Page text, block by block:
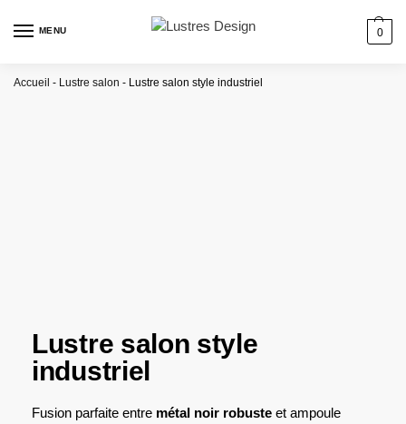
MENU 0
Accueil - Lustre salon - Lustre salon style industriel
Lustre salon style
industriel
Fusion parfaite entre métal noir robuste et ampoule